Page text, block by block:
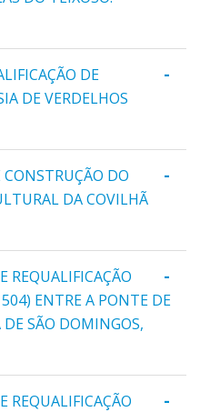
-
DE
DE VERDELHOS
-
DO
DA COVILHÃ
-
REQUALIFICAÇÃO
ENTRE A PONTE DE
DE SÃO DOMINGOS,
-
REQUALIFICAÇÃO